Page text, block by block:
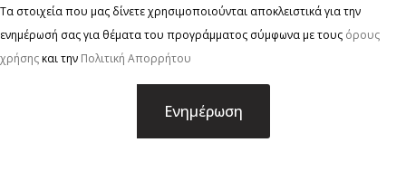
Τα στοιχεία που μας δίνετε χρησιμοποιούνται αποκλειστικά για την
ενημέρωσή σας για θέματα του προγράμματος σύμφωνα με τους όρους
χρήσηςκαι την Πολιτική Απορρήτου